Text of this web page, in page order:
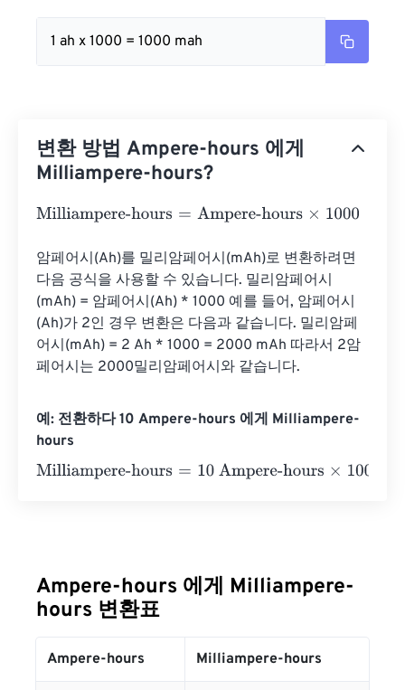
1 ah x 1000 = 1000 mah
변환 방법 Ampere-hours 에게
Milliampere-hours?
Milliampere-hours=Ampere-hours×1000
암페어시(Ah)를 밀리암페어시(mAh)로 변환하려면
다음 공식을 사용할 수 있습니다. 밀리암페어시
(mAh) = 암페어시(Ah) * 1000 예를 들어, 암페어시
(Ah)가 2인 경우 변환은 다음과 같습니다. 밀리암페
어시(mAh) = 2 Ah * 1000 = 2000 mAh 따라서 2암
페어시는 2000밀리암페어시와 같습니다.
예: 전환하다 10 Ampere-hours 에게 Milliampere-
hours
Milliampere-hours=10 Ampere-hours×1000= 10000
Ampere-hours 에게 Milliampere-
hours 변환표
Ampere-hours Milliampere-hours